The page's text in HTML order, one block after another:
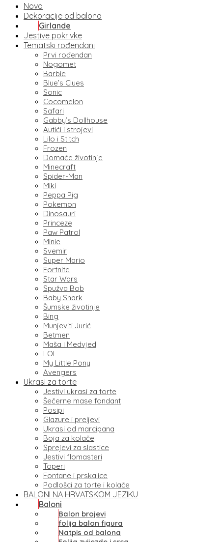
Novo
Dekoracije od balona
Girlande
Jestive pokrivke
Tematski rođendani
Prvi rođendan
Nogomet
Barbie
Blue’s Clues
Sonic
Cocomelon
Safari
Gabby’s Dollhouse
Autići i strojevi
Lilo i Stitch
Frozen
Domaće životinje
Minecraft
Spider-Man
Miki
Peppa Pig
Pokemon
Dinosauri
Princeze
Paw Patrol
Minie
Svemir
Super Mario
Fortnite
Star Wars
Spužva Bob
Baby Shark
Šumske životinje
Bing
Munjeviti Jurić
Betmen
Maša i Medvjed
LOL
My Little Pony
Avengers
Ukrasi za torte
Jestivi ukrasi za torte
Šečerne mase fondant
Posipi
Glazure i preljevi
Ukrasi od marcipana
Boja za kolače
Sprejevi za slastice
Jestivi flomasteri
Toperi
Fontane i prskalice
Podlošci za torte i kolače
BALONI NA HRVATSKOM JEZIKU
Baloni
Balon brojevi
folija balon figura
Natpis od balona